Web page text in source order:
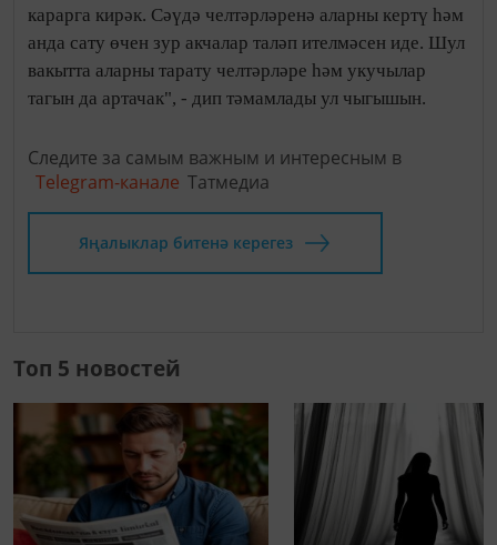
карарга кирәк. Сәүдә челтәрләренә аларны кертү һәм
анда сату өчен зур акчалар таләп ителмәсен иде. Шул
вакытта аларны тарату челтәрләре һәм укучылар
тагын да артачак", - дип тәмамлады ул чыгышын.
Следите за самым важным и интересным в
Telegram-канале Татмедиа
Яңалыклар битенә керегез
Топ 5 новостей